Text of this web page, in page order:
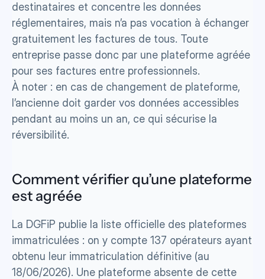
destinataires et concentre les données
réglementaires, mais n’a pas vocation à échanger
gratuitement les factures de tous. Toute
entreprise passe donc par une plateforme agréée
pour ses factures entre professionnels.
À noter : en cas de changement de plateforme,
l’ancienne doit garder vos données accessibles
pendant au moins un an, ce qui sécurise la
réversibilité.
Comment vérifier qu’une plateforme
est agréée
La DGFiP publie la liste officielle des plateformes
immatriculées : on y compte 137 opérateurs ayant
obtenu leur immatriculation définitive (au
18/06/2026). Une plateforme absente de cette